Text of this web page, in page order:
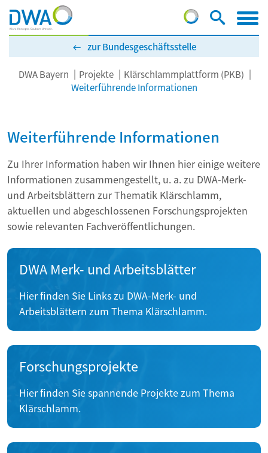
zur Bundesgeschäftsstelle
DWA Bayern Projekte
Klärschlammplattform (PKB)
Weiterführende Informationen
Weiterführende Informationen
Zu Ihrer Information haben wir Ihnen hier einige weitere
Informationen zusammengestellt, u. a. zu DWA-Merk-
und Arbeitsblättern zur Thematik Klärschlamm,
aktuellen und abgeschlossenen Forschungsprojekten
sowie relevanten Fachveröffentlichungen.
DWA Merk- und Arbeitsblätter
Hier finden Sie Links zu DWA-Merk- und
Arbeitsblättern zum Thema Klärschlamm.
Forschungsprojekte
Hier finden Sie spannende Projekte zum Thema
Klärschlamm.